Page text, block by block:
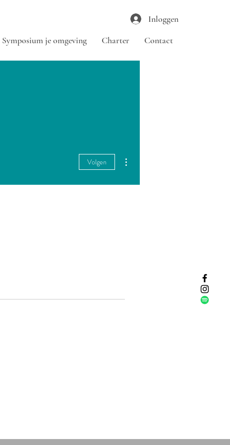
Inloggen
Symposium je omgeving Charter Contact
Volgen